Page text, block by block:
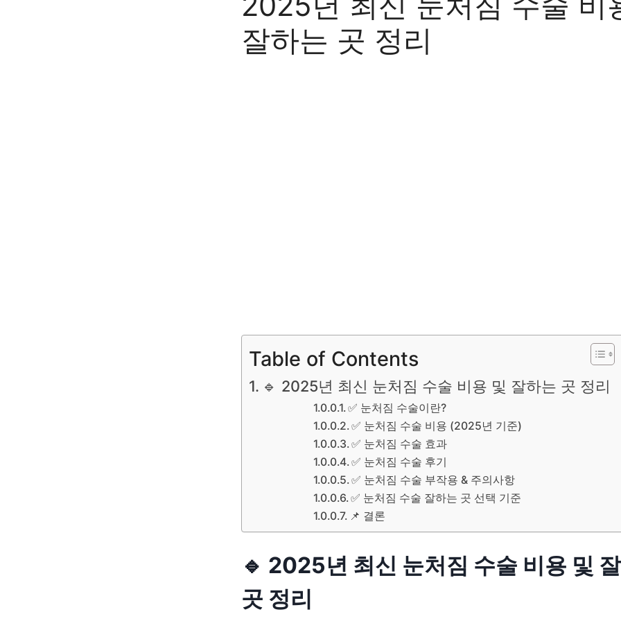
잘하는 곳 정리
Table of Contents
🔹 2025년 최신 눈처짐 수술 비용 및 잘하는 곳 정리
✅ 눈처짐 수술이란?
✅ 눈처짐 수술 비용 (2025년 기준)
✅ 눈처짐 수술 효과
✅ 눈처짐 수술 후기
✅ 눈처짐 수술 부작용 & 주의사항
✅ 눈처짐 수술 잘하는 곳 선택 기준
📌 결론
🔹 2025년 최신 눈처짐 수술 비용 및
곳 정리